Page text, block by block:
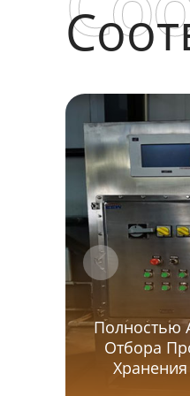
Полностью
Отбора